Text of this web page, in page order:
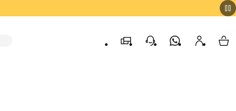
MagasinscontactWhatsappMon My